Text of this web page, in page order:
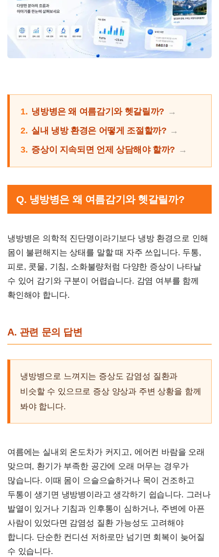
1. 냉방병은 왜 여름감기와 헷갈릴까?
2. 실내 냉방 환경은 어떻게 조절할까?
3. 증상이 지속되면 언제 상담해야 할까?
Q. 냉방병은 왜 여름감기와 헷갈릴까?
냉방병은 의학적 진단명이라기보다 냉방 환경으로 인해
몸이 불편해지는 상태를 말할 때 자주 쓰입니다. 두통,
피로, 콧물, 기침, 소화불량처럼 다양한 증상이 나타날
수 있어 감기와 구분이 어렵습니다. 감염 여부를 함께
확인해야 합니다.
A. 관련 문의 답변
냉방병으로 느껴지는 증상도 감염성 질환과
비슷할 수 있으므로 증상 양상과 주변 상황을 함께
봐야 합니다.
여름에는 실내외 온도차가 커지고, 에어컨 바람을 오래
맞으며, 환기가 부족한 공간에 오래 머무는 경우가
많습니다. 이때 몸이 으슬으슬하거나 목이 건조하고
두통이 생기면 냉방병이라고 생각하기 쉽습니다. 그러나
발열이 있거나 기침과 인후통이 심하거나, 주변에 아픈
사람이 있었다면 감염성 질환 가능성도 고려해야
합니다. 단순한 컨디션 저하로만 넘기면 회복이 늦어질
수 있습니다.